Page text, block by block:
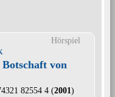
Hörspiel
von
82554 4 (2001)